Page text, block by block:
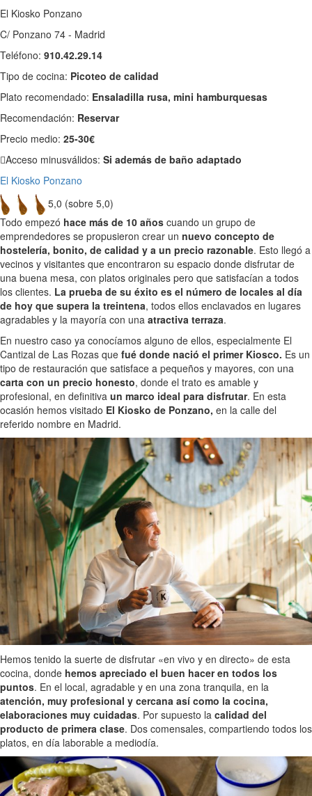
El Kiosko Ponzano
C/ Ponzano 74 - Madrid
Teléfono: 910.42.29.14
Tipo de cocina: Picoteo de calidad
Plato recomendado: Ensaladilla rusa, mini hamburquesas
Recomendación: Reservar
Precio medio: 25-30€
Acceso minusválidos: Si además de baño adaptado
El Kiosko Ponzano
5,0 (sobre 5,0)
Todo empezó hace más de 10 años cuando un grupo de
emprendedores se propusieron crear un nuevo concepto de
hostelería, bonito, de calidad y a un precio razonable. Esto llegó a
vecinos y visitantes que encontraron su espacio donde disfrutar de
una buena mesa, con platos originales pero que satisfacían a todos
los clientes. La prueba de su éxito es el número de locales al día
de hoy que supera la treintena, todos ellos enclavados en lugares
agradables y la mayoría con una atractiva terraza.
En nuestro caso ya conocíamos alguno de ellos, especialmente El
Cantizal de Las Rozas que fué donde nació el primer Kiosco. Es un
tipo de restauración que satisface a pequeños y mayores, con una
carta con un precio honesto, donde el trato es amable y
profesional, en definitiva un marco ideal para disfrutar. En esta
ocasión hemos visitado El Kiosko de Ponzano, en la calle del
referido nombre en Madrid.
Hemos tenido la suerte de disfrutar «en vivo y en directo» de esta
cocina, donde hemos apreciado el buen hacer en todos los
puntos. En el local, agradable y en una zona tranquila, en la
atención, muy profesional y cercana así como la cocina,
elaboraciones muy cuidadas. Por supuesto la calidad del
producto de primera clase. Dos comensales, compartiendo todos los
platos, en día laborable a mediodía.